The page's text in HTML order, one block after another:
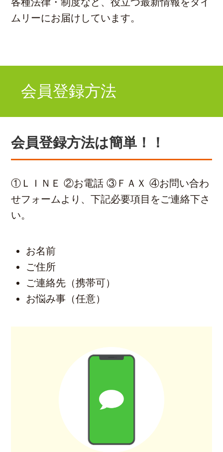
ムリーにお届けしています。
会員登録方法
会員登録方法は簡単！！
①ＬＩＮＥ ②お電話 ③ＦＡＸ ④お問い合わ
せフォームより、下記必要項目をご連絡下さ
い。
お名前
ご住所
ご連絡先（携帯可）
お悩み事（任意）